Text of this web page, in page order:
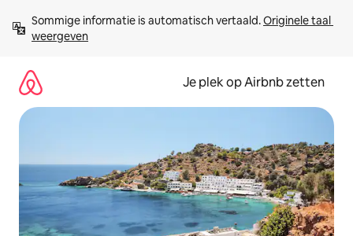
direct
naar
Sommige informatie is automatisch vertaald. Originele taal
weergeven
Je plek op Airbnb zetten